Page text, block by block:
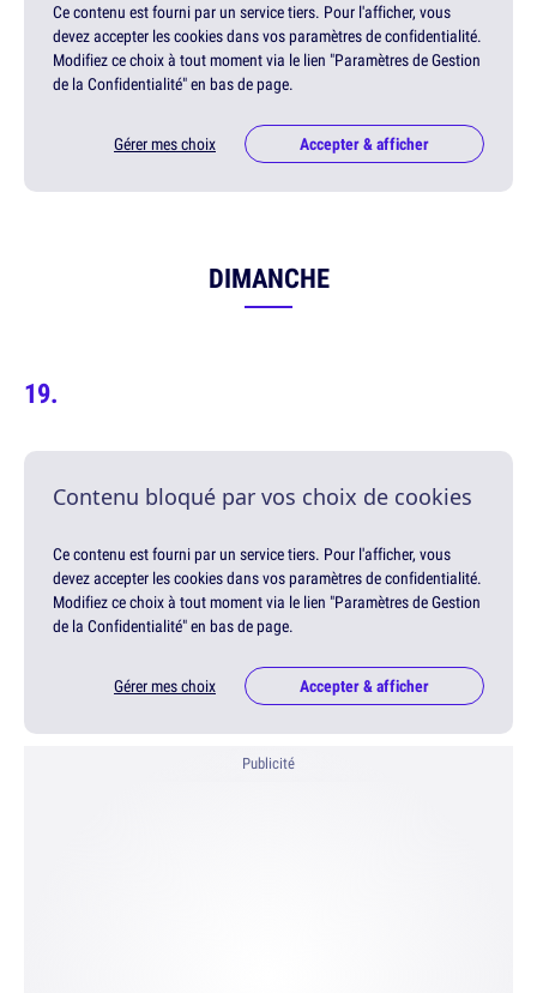
Ce contenu est fourni par un service tiers. Pour l'afficher, vous
devez accepter les cookies dans vos paramètres de confidentialité.
Modifiez ce choix à tout moment via le lien "Paramètres de Gestion
de la Confidentialité" en bas de page.
Gérer mes choix Accepter & afficher
DIMANCHE
Contenu bloqué par vos choix de cookies
Ce contenu est fourni par un service tiers. Pour l'afficher, vous
devez accepter les cookies dans vos paramètres de confidentialité.
Modifiez ce choix à tout moment via le lien "Paramètres de Gestion
de la Confidentialité" en bas de page.
Gérer mes choix Accepter & afficher
Publicité